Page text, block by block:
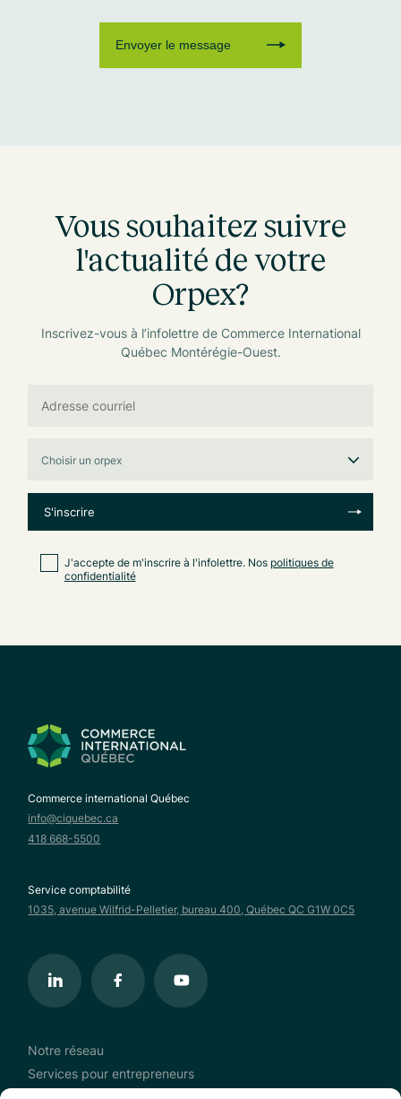
Vous souhaitez suivre
l'actualité de votre
Orpex?
Inscrivez-vous à l’infolettre de Commerce International
Québec Montérégie-Ouest.
J'accepte de m'inscrire à l'infolettre. Nos politiques de
confidentialité
Commerce international Québec
info@ciquebec.ca
418 668-5500
Service comptabilité
1035, avenue Wilfrid-Pelletier, bureau 400, Québec QC G1W 0C5
Notre réseau
Services pour entrepreneurs